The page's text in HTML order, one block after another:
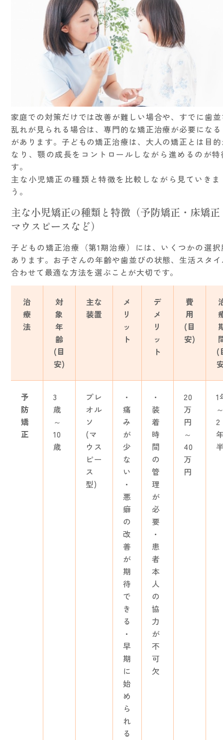
家庭での対策だけでは改善が難しい場合や、すでに歯
乱れが見られる場合は、専門的な矯正治療が必要にな
があります。子どもの矯正治療は、大人の矯正とは目
なり、顎の成長をコントロールしながら進めるのが特
す。
主な小児矯正の種類と特徴を比較しながら見ていきま
う。
主な小児矯正の種類と特徴（予防矯正・床矯正
マウスピースなど）
子どもの矯正治療（第1期治療）には、いくつかの選
あります。お子さんの年齢や歯並びの状態、生活スタ
合わせて最適な方法を選ぶことが大切です。
治
療
法
対
象
年
齢
(目
安)
主な
装置
メ
リ
ッ
ト
デ
メ
リ
ッ
ト
費
用
(目
安)
(
予
防
矯
正
3
歳
～
10
歳
プレ
オル
ソ
(マ
ウス
ピー
ス
型)
・
痛
み
が
少
な
い
・
悪
癖
の
改
善
が
期
待
で
き
る
・
早
期
に
始
め
ら
れ
る
・
装
着
時
間
の
管
理
が
必
要
・
患
者
本
人
の
協
力
が
不
可
欠
20
万
円
～
40
万
円
1
2